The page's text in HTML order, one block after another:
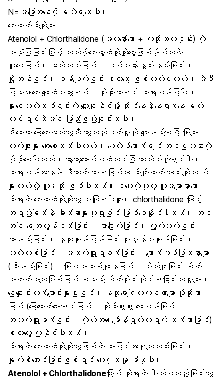
N=အခြေအနေကို မသိရသေးပါ။
ဘေးထွက်ဆိုးကျိုးများ
Atenolol + Chlorthalidone (အတီနော်ေ်လော + ကလိုသလီဒုန်း) ကို
အသုံးပြုခြင်းဖြင့် ဘယ်လိုဘေးထွက်ဆိုးကျိုးတွေဖြစ်နိုင်သလဲ
မူးဝေခြင်း၊ သတိလစ်ခြင်း၊ ပင်ပန်းနွမ်းနယ်ခြင်း၊
ပျို့အန်ခြင်း၊ ဝမ်းပျက်ခြင်း စတာတွေ ဖြစ်တတ်ပါတယ်။ အဲဒီ
ပြသနာတွေ ပျောက်မသွားရင်၊ ပိုဆိုးသွားရင် ဆရာဝန်ပြပါ။
မူးဝေသတိလစ်ခြင်းကို လျှော့ချနိုင်ဖို့ ထိုင်နေလှဲနေရာကနေ မတ်
တပ်ရပ်တဲ့အခါ ဖြည်းဖြည်းချင်းထပါ။
ဒီဆေးဟာ ခြေတွေလက်တွေဆီ သွေးလည်ပတ်မှုကို လျော့နည်းစေပြီး ခြေဖျား
လက်ဖျားများ အေးစေတတ်ပါတယ်။ ဆေးလိပ်သောက်ရင် အဲဒီပြသနာကို
ပိုဆိုးစေပါတယ်။ နွေးထွေးအောင်ဝတ်ဆင်ပြီး ဆေးလိပ်ကိုရှောင်ပါ။
ဆရာဝန်အနေနဲ့ ဒီဆေးကို ပေးရခြင်းဟာ ဆိုးကျိုးထက် ကောင်းကျိုးက ပို
များတယ်လို့ ယူဆလို့ ဖြစ်ပါတယ်။ ဒီဆေးကိုသုံးတဲ့ လူအများမှာတော့
ဆိုးရွားတဲ့ ဘေးထွက်ဆိုးကျိုးတွေ မကြုံရပါဘူး။ chlorthalidone ကြောင့်
အရည်ဓါတ်နဲ့ ဓါတ်ဆားများဆုံးရှုံးခြင်း ဖြစ်စေနိုင်ပါတယ်။ အဲဒီ
အခါ ရေအလွန်ငတ်ခြင်း၊ အာခြောက်ခြင်း၊ ကြွက်တက်ခြင်း၊
အားနည်းခြင်း၊ နှလုံးခုန်မြန်ခြင်း ပုံမှန်မခုန်ခြင်း၊
သတိလစ်ခြင်း၊ အသက်ရှူရခက်ခြင်း၊ ကျောက်ကပ်ပြသနာများ
(ဆီးနည်းခြင်း)၊ ခြေမအဆစ်များနာခြင်း၊ စိတ်ကျခြင်း စိတ်
အတက်အကျဖြစ်ခြင်း စသည့် စိတ်ပိုင်းဆိုင်ရာပြောင်းလဲမှုများ၊
ခြေချောင်းလက်ချောင်းများပြာခြင်း၊ နှလု့းရောဂါလက္ခဏာများ ပိုဆိုးလာ
ခြင်း (ခြေထောက်ဖောရောင်ခြင်း၊ ဆိုးဆိုးရွားရွား မောပန်းခြင်း၊
အသက်ရှူခက်ခြင်း၊ ကိုယ်အလေးချိန်ရုတ်တရက် တက်လာခြင်း)
စတာတွေ ကြုံနိုင်ပါတယ်။
ဆိုးရွားတဲ့ ဘေးထွက်ဆိုးကျိုးတွေဖြစ်တဲ့ အမြင်အာရုံကျဆင်းခြင်း၊
မျက်စိအောင့်ခြင်းဖြစ်ရင် ဆေးကုသမှု ခံယူပါ။
Atenolol + Chlorthalidoneကြောင့် ဆိုးရွားတဲ့ ဓါတ်မတည့်ခြင်းတွေ